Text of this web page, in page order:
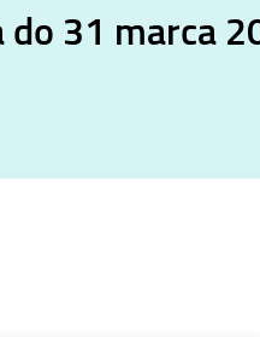
do 31 marca